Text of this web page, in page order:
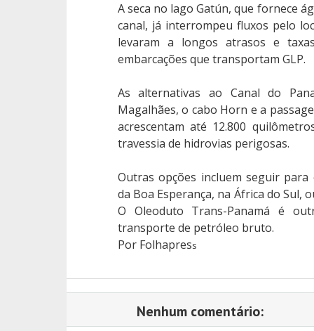
A seca no lago Gatún, que fornece
canal, já interrompeu fluxos pelo
levaram a longos atrasos e
embarcações que transportam GLP.
As alternativas ao Canal do
Magalhães, o cabo Horn e a
acrescentam até 12.800
travessia de hidrovias perigosas.
Outras opções incluem seguir
da Boa Esperança, na África do Sul,
O Oleoduto Trans-Panamá é
transporte de petróleo bruto.
Por Folhapress
Nenhum comentário: